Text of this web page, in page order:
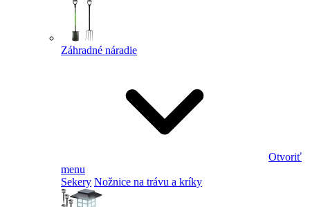
Záhradné náradie
Otvoriť
menu
Sekery Nožnice na trávu a kríky